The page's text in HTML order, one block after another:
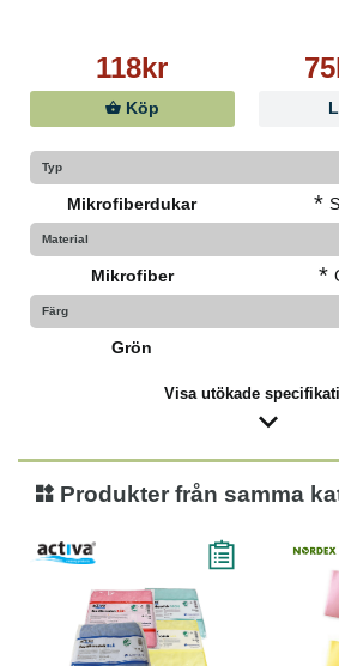
118kr
Köp
Typ
Mikrofiberdukar *
Material
Mikrofiber *
Färg
Grön
Visa utökade
Produkter från samma